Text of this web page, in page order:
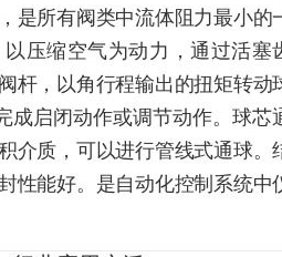
是所有阀类中流体阻力最小的
压缩空气为动力，通过活塞
杆，以角行程输出的扭矩转动
成启闭动作或调节动作。球芯
介质，可以进行管线式通球。
性能好。是自动化控制系统中